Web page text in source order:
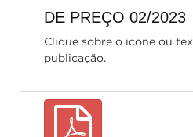
DE PREÇO 02/2023
Clique sobre o icone ou
publicação.